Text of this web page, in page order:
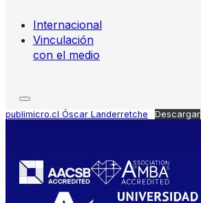
Internacional
Vinculación
con el medio
publimicro.cl Óscar Landerretche Descargar